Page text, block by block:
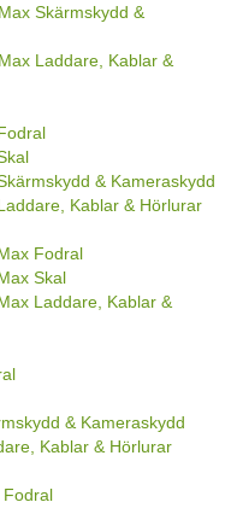
Skärmskydd &
Laddare, Kablar &
& Kameraskydd
Kablar & Hörlurar
Fodral
Skal
Laddare, Kablar &
& Kameraskydd
Kablar & Hörlurar
Fodral